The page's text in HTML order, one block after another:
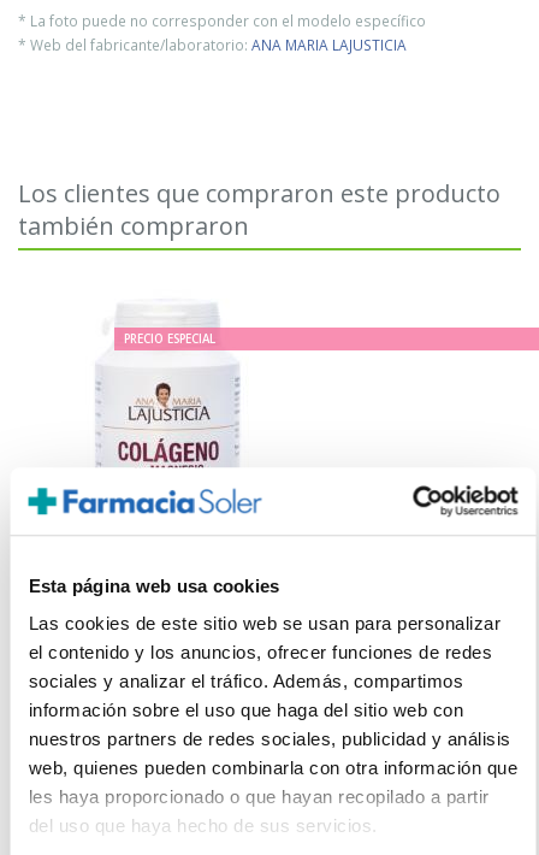
Esta página web usa cookies
Las cookies de este sitio web se usan para personalizar
el contenido y los anuncios, ofrecer funciones de redes
sociales y analizar el tráfico. Además, compartimos
información sobre el uso que haga del sitio web con
nuestros partners de redes sociales, publicidad y análisis
web, quienes pueden combinarla con otra información que
les haya proporcionado o que hayan recopilado a partir
del uso que haya hecho de sus servicios.
* La foto puede no corresponder con el modelo específico
* Web del fabricante/laboratorio: ANA MARIA LAJUSTICIA
Los clientes que compraron este producto
también compraron
PRECIO ESPECIAL
COLÁGENO CON MAGNESIO (180 COMPRIMIDOS)
9.95€
6,95€
- +